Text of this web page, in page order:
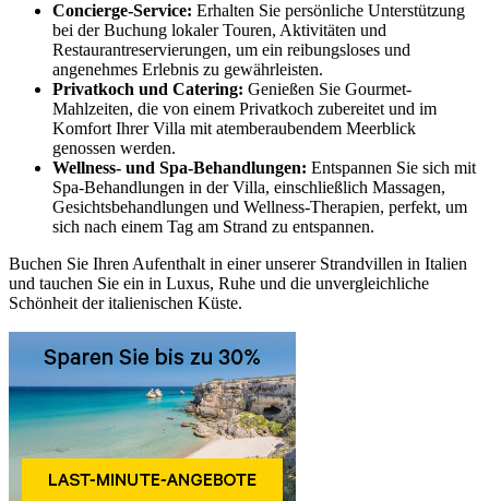
Concierge-Service: Erhalten Sie persönliche Unterstützung
bei der Buchung lokaler Touren, Aktivitäten und
Restaurantreservierungen, um ein reibungsloses und
angenehmes Erlebnis zu gewährleisten.
Privatkoch und Catering: Genießen Sie Gourmet-
Mahlzeiten, die von einem Privatkoch zubereitet und im
Komfort Ihrer Villa mit atemberaubendem Meerblick
genossen werden.
Wellness- und Spa-Behandlungen: Entspannen Sie sich mit
Spa-Behandlungen in der Villa, einschließlich Massagen,
Gesichtsbehandlungen und Wellness-Therapien, perfekt, um
sich nach einem Tag am Strand zu entspannen.
Buchen Sie Ihren Aufenthalt in einer unserer Strandvillen in Italien
und tauchen Sie ein in Luxus, Ruhe und die unvergleichliche
Schönheit der italienischen Küste.